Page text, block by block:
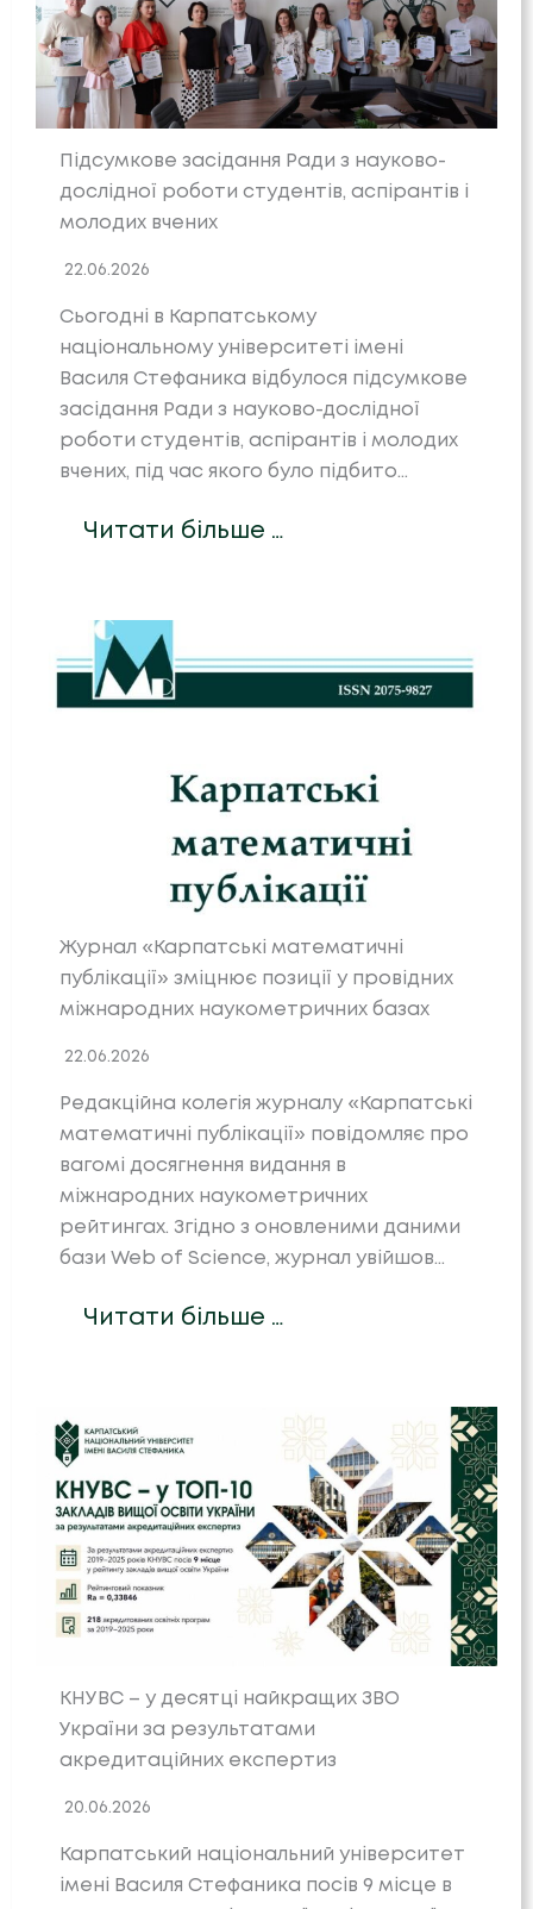
Підсумкове засідання Ради з науково-
дослідної роботи студентів, аспірантів і
молодих вчених
22.06.2026
Сьогодні в Карпатському
національному університеті імені
Василя Стефаника відбулося підсумкове
засідання Ради з науково-дослідної
роботи студентів, аспірантів і молодих
вчених, під час якого було підбито…
Читати більше …
Журнал «Карпатські математичні
публікації» зміцнює позиції у провідних
міжнародних наукометричних базах
22.06.2026
Редакційна колегія журналу «Карпатські
математичні публікації» повідомляє про
вагомі досягнення видання в
міжнародних наукометричних
рейтингах. Згідно з оновленими даними
бази Web of Science, журнал увійшов…
Читати більше …
КНУВС – у десятці найкращих ЗВО
України за результатами
акредитаційних експертиз
20.06.2026
Карпатський національний університет
імені Василя Стефаника посів 9 місце в